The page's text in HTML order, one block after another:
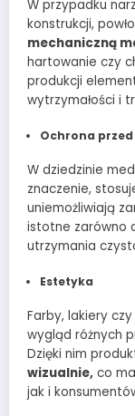
W przypadku
konstrukcji,
mechaniczną
hartowanie czy
produkcji
wytrzymałości i
Ochrona
W dziedzinie
znaczenie,
uniemożliwiają
istotne zarówno
utrzymania
Estetyka
Farby, lakiery
wygląd różnych
Dzięki nim
wizualnie, co
jak i